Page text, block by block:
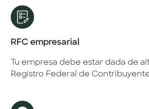
RFC empresarial
Tu empresa debe estar dada de
Registro Federal de